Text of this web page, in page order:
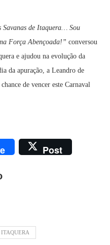
Savanas de Itaquera… Sou
Força Abençoada!” conversou
e ajudou na evolução da
da apuração, a Leandro de
de vencer este Carnaval
Post